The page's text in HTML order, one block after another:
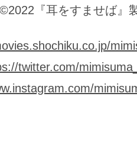
『耳をすませば』
twitter.com/